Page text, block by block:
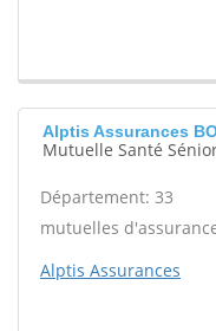
Alptis Assurances
Mutuelle Santé
Département: 33
mutuelles
Alptis Assurances